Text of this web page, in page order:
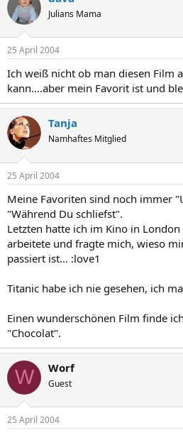
Julians Mama
25 April 2004
Ich weiß nicht ob man diesen Film
kann....aber mein Favorit ist und
Tanja
Namhaftes Mitglied
25 April 2004
Meine Favoriten sind noch immer
"Während Du schliefst".
Letzten hatte ich im Kino in
arbeitete und fragte mich, wieso
passiert ist... :love1
Titanic habe ich nie gesehen, ich
Einen wunderschönen Film finde
"Chocolat".
W Worf
Guest
25 April 2004